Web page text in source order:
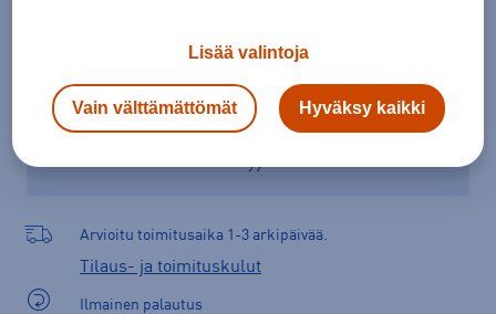
Tarkista saatavuus ja tilaa myymälästä
Verkkokauppa: Ei saatavillaMyymälät: Saatavilla
Arvioitu toimitusaika 1-3 arkipäivää.
Tilaus- ja toimituskulut
Ilmainen palautus
Lisää valintoja
Vain välttämättömät Hyväksy kaikki